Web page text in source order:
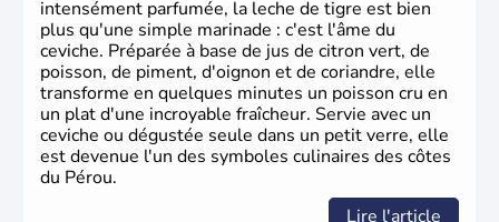
intensément parfumée, la leche de tigre est bien
plus qu'une simple marinade : c'est l'âme du
ceviche. Préparée à base de jus de citron vert, de
poisson, de piment, d'oignon et de coriandre, elle
transforme en quelques minutes un poisson cru en
un plat d'une incroyable fraîcheur. Servie avec un
ceviche ou dégustée seule dans un petit verre, elle
est devenue l'un des symboles culinaires des côtes
du Pérou.
Lire l'article